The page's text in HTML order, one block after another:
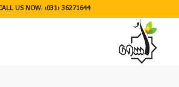
US NOW: (031) 36271644